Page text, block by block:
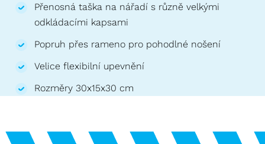
Přenosná taška na nářadí s různě velkými
odkládacími kapsami
Popruh přes rameno pro pohodlné nošení
Velice flexibilní upevnění
Rozměry 30x15x30 cm